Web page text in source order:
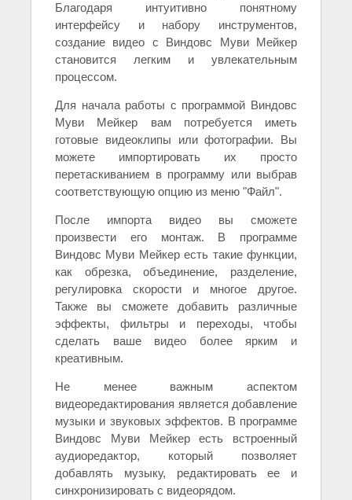
Благодаря интуитивно понятному
интерфейсу и набору инструментов,
создание видео с Виндовс Муви Мейкер
становится легким и увлекательным
процессом.
Для начала работы с программой Виндовс
Муви Мейкер вам потребуется иметь
готовые видеоклипы или фотографии. Вы
можете импортировать их просто
перетаскиванием в программу или выбрав
соответствующую опцию из меню "Файл".
После импорта видео вы сможете
произвести его монтаж. В программе
Виндовс Муви Мейкер есть такие функции,
как обрезка, объединение, разделение,
регулировка скорости и многое другое.
Также вы сможете добавить различные
эффекты, фильтры и переходы, чтобы
сделать ваше видео более ярким и
креативным.
Не менее важным аспектом
видеоредактирования является добавление
музыки и звуковых эффектов. В программе
Виндовс Муви Мейкер есть встроенный
аудиоредактор, который позволяет
добавлять музыку, редактировать ее и
синхронизировать с видеорядом.